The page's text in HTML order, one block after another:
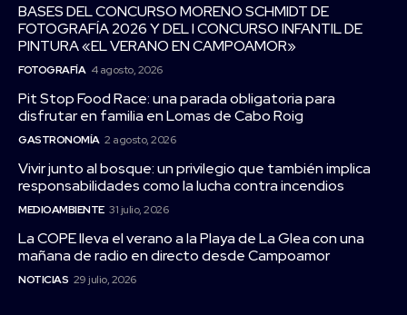
BASES DEL CONCURSO MORENO SCHMIDT DE
FOTOGRAFÍA 2026 Y DEL I CONCURSO INFANTIL DE
PINTURA «EL VERANO EN CAMPOAMOR»
FOTOGRAFÍA 4 agosto, 2026
Pit Stop Food Race: una parada obligatoria para
disfrutar en familia en Lomas de Cabo Roig
GASTRONOMÍA 2 agosto, 2026
Vivir junto al bosque: un privilegio que también implica
responsabilidades como la lucha contra incendios
MEDIOAMBIENTE 31 julio, 2026
La COPE lleva el verano a la Playa de La Glea con una
mañana de radio en directo desde Campoamor
NOTICIAS 29 julio, 2026